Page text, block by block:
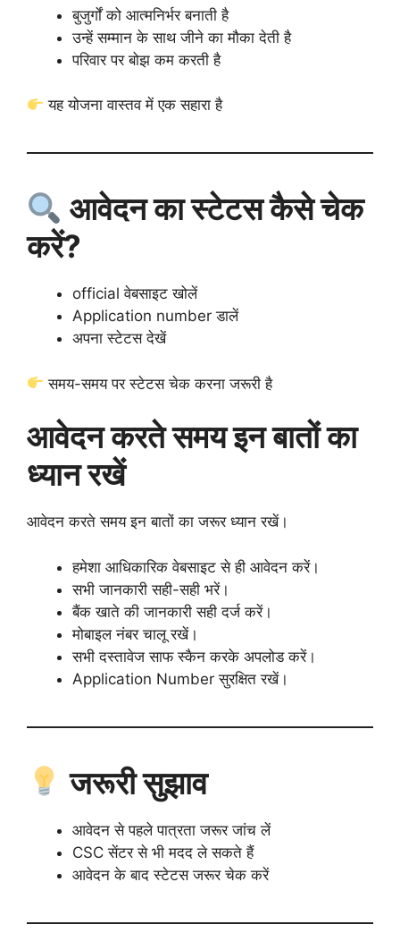
बुजुर्गों को आत्मनिर्भर बनाती है
उन्हें सम्मान के साथ जीने का मौका देती है
परिवार पर बोझ कम करती है
यह योजना वास्तव में एक सहारा है
आवेदन का स्टेटस कैसे चेक
करें?
official वेबसाइट खोलें
Application number डालें
अपना स्टेटस देखें
समय-समय पर स्टेटस चेक करना जरूरी है
आवेदन करते समय इन बातों का
ध्यान रखें
आवेदन करते समय इन बातों का जरूर ध्यान रखें।
हमेशा आधिकारिक वेबसाइट से ही आवेदन करें।
सभी जानकारी सही-सही भरें।
बैंक खाते की जानकारी सही दर्ज करें।
मोबाइल नंबर चालू रखें।
सभी दस्तावेज साफ स्कैन करके अपलोड करें।
Application Number सुरक्षित रखें।
जरूरी सुझाव
आवेदन से पहले पात्रता जरूर जांच लें
CSC सेंटर से भी मदद ले सकते हैं
आवेदन के बाद स्टेटस जरूर चेक करें